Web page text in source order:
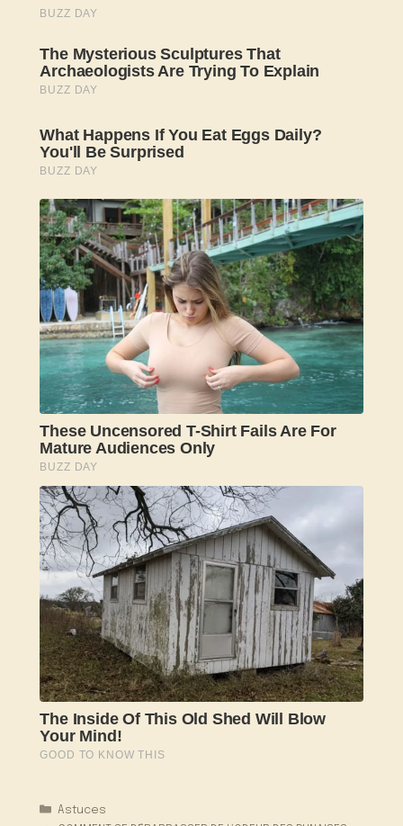
Catégories
Astuces